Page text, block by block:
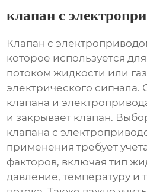
клапан с
Клапан с
которое используется
потоком жидкости или
электрического сигнала.
клапана и
и закрывает клапан.
клапана с
применения требует
факторов, включая тип
давление, температуру и